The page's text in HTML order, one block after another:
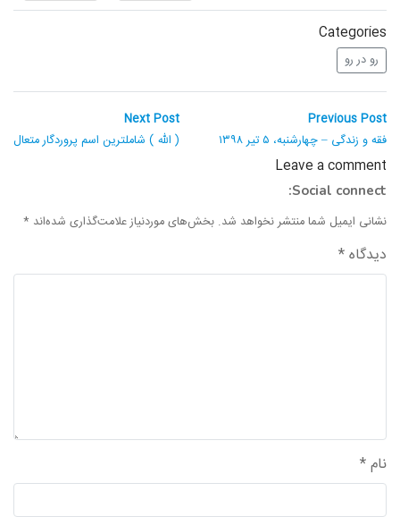
Categories
رو در رو
راهبری
نوشته
Previous Post
Previous
post:
فقه و زندگی – چهارشنبه، ۵ تیر ۱۳۹۸
Next Post
Next
( الله ) شاملترین اسم پروردگار متعال
Leave a comment
Social connect:
نشانی ایمیل شما منتشر نخواهد شد. بخش‌های موردنیاز علامت‌گذاری شده‌اند *
دیدگاه*
نام*